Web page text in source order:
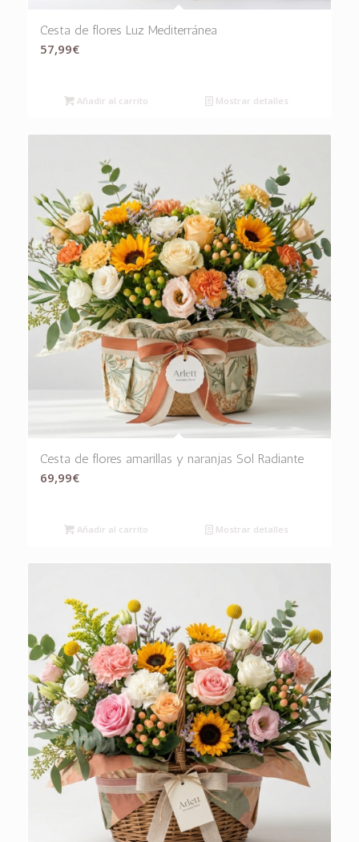
Cesta de flores Luz Mediterránea
57,99€
Añadir al carrito Mostrar detalles
Cesta de flores amarillas y naranjas Sol Radiante
69,99€
Añadir al carrito Mostrar detalles